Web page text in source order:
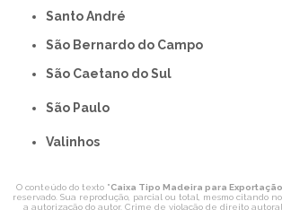
Santo André
São Bernardo do Campo
São Caetano do Sul
São Paulo
Valinhos
O conteúdo do texto "Caixa Tipo Madeira para
reservado. Sua reprodução, parcial ou total, mesmo citando
a autorização do autor. Crime de violação de direito autoral